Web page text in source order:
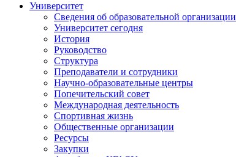
Университет
Сведения об образовательной организации
Университет сегодня
История
Руководство
Структура
Преподаватели и сотрудники
Научно-образовательные центры
Попечительский совет
Международная деятельность
Спортивная жизнь
Общественные организации
Ресурсы
Закупки